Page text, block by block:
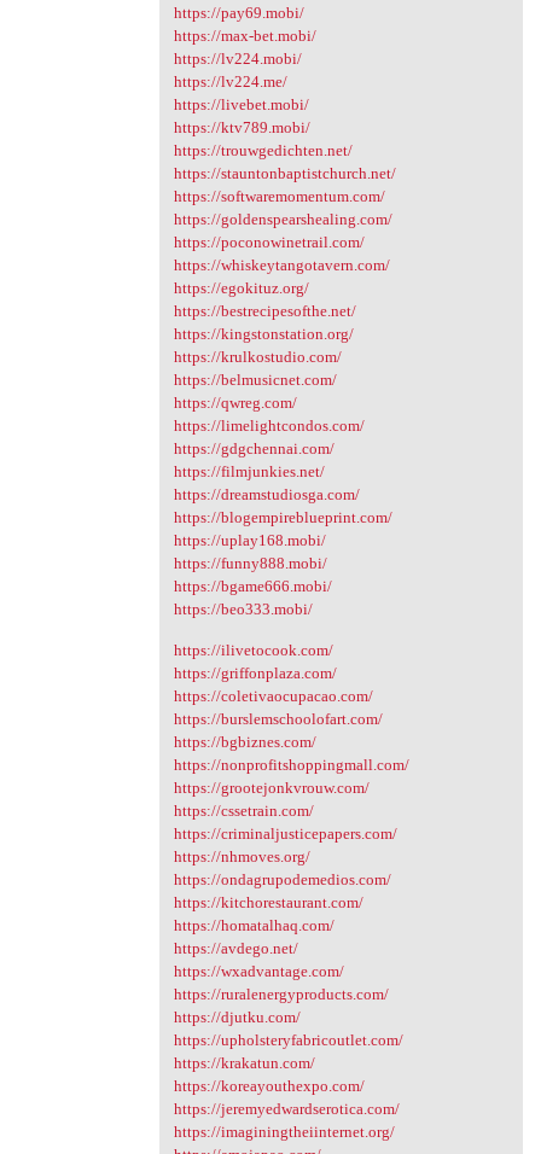
https://pay69.mobi/
https://max-bet.mobi/
https://lv224.mobi/
https://lv224.me/
https://livebet.mobi/
https://ktv789.mobi/
https://trouwgedichten.net/
https://stauntonbaptistchurch.net/
https://softwaremomentum.com/
https://goldenspearshealing.com/
https://poconowinetrail.com/
https://whiskeytangotavern.com/
https://egokituz.org/
https://bestrecipesofthe.net/
https://kingstonstation.org/
https://krulkostudio.com/
https://belmusicnet.com/
https://qwreg.com/
https://limelightcondos.com/
https://gdgchennai.com/
https://filmjunkies.net/
https://dreamstudiosga.com/
https://blogempireblueprint.com/
https://uplay168.mobi/
https://funny888.mobi/
https://bgame666.mobi/
https://beo333.mobi/
https://ilivetocook.com/
https://griffonplaza.com/
https://coletivaocupacao.com/
https://burslemschoolofart.com/
https://bgbiznes.com/
https://nonprofitshoppingmall.com/
https://grootejonkvrouw.com/
https://cssetrain.com/
https://criminaljusticepapers.com/
https://nhmoves.org/
https://ondagrupodemedios.com/
https://kitchorestaurant.com/
https://homatalhaq.com/
https://avdego.net/
https://wxadvantage.com/
https://ruralenergyproducts.com/
https://djutku.com/
https://upholsteryfabricoutlet.com/
https://krakatun.com/
https://koreayouthexpo.com/
https://jeremyedwardserotica.com/
https://imaginingtheiinternet.org/